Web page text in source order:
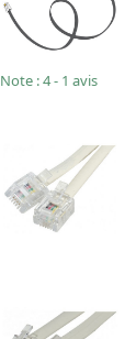
Note : 4 - 1 avis